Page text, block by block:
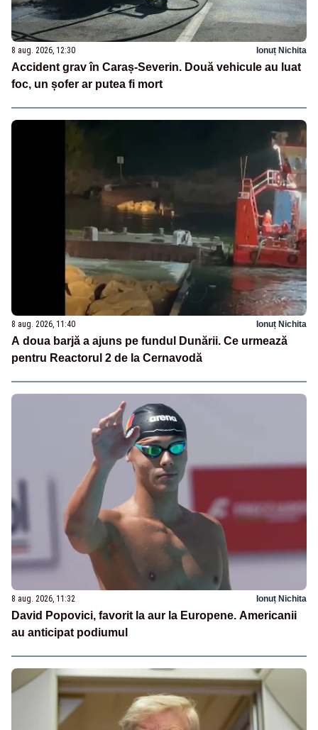
8 aug. 2026, 12:30 Ionuț Nichita
Accident grav în Caraș-Severin. Două vehicule au luat
foc, un șofer ar putea fi mort
8 aug. 2026, 11:40 Ionuț Nichita
A doua barjă a ajuns pe fundul Dunării. Ce urmează
pentru Reactorul 2 de la Cernavodă
8 aug. 2026, 11:32 Ionuț Nichita
David Popovici, favorit la aur la Europene. Americanii
au anticipat podiumul